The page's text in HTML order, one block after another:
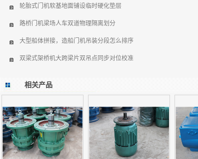
轮胎式门机软基地面铺设临时硬化垫层
路桥门机梁场人车双道物理隔离划分
大型船体拼接，造船门机吊装分段怎么排序
双梁式架桥机大跨梁片双吊点同步对位校准
相关产品